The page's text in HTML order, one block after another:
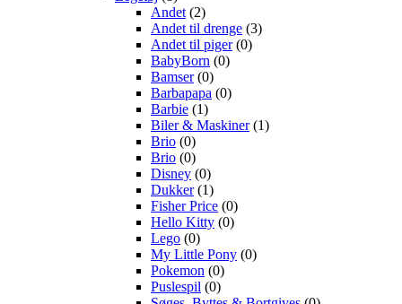
Andet (2)
Andet til drenge (3)
Andet til piger(0)
BabyBorn (0)
Bamser(0)
Barbapapa (0)
Barbie (1)
Biler & Maskiner(1)
Brio (0)
Brio (0)
Disney (0)
Dukker(1)
Fisher Price (0)
Hello Kitty (0)
Lego (0)
My Little Pony (0)
Pokemon (0)
Puslespil (0)